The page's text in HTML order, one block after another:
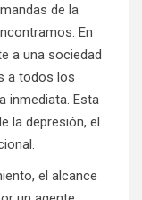
de la
En
a una sociedad
a todos los
inmediata. Esta
la depresión, el
el alcance